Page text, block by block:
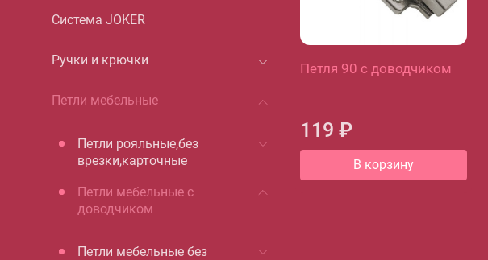
Система JOKER
Ручки и крючки
Петли мебельные
Петли рояльные,без
врезки,карточные
Петли мебельные с
доводчиком
Петли мебельные без
Петля 90 с доводчиком
119 ₽
В корзину